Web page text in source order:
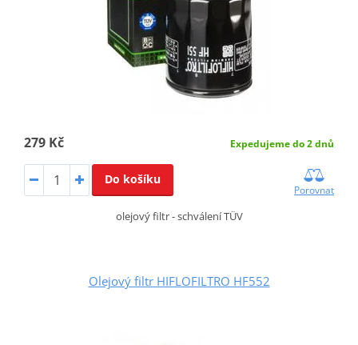
279 Kč Expedujeme do 2 dnů
Do košíku
Porovnat
olejový filtr - schválení TÜV
Olejový filtr HIFLOFILTRO HF552